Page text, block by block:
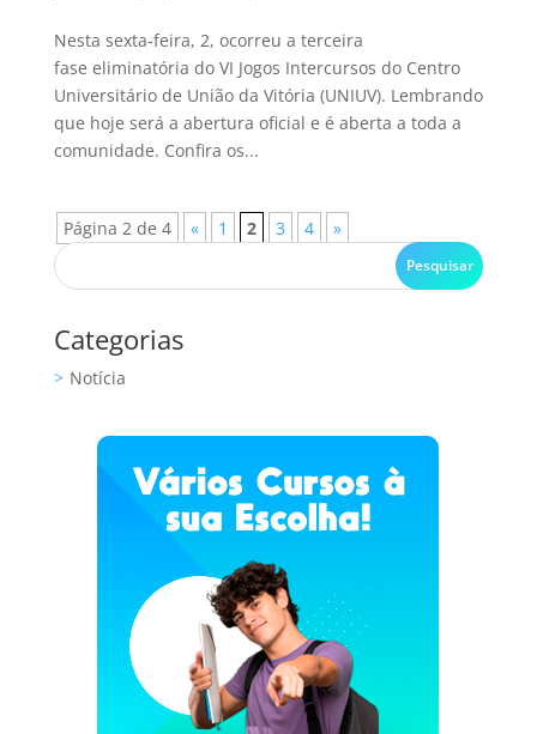
Nesta sexta-feira, 2, ocorreu a terceira
fase eliminatória do VI Jogos Intercursos do Centro
Universitário de União da Vitória (UNIUV). Lembrando
que hoje será a abertura oficial e é aberta a toda a
comunidade. Confira os...
Página 2 de 4 « 1 2 3 4 »
Categorias
Notícia